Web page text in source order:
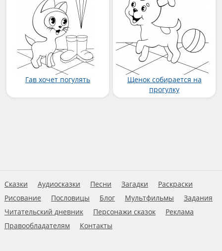
Гав хочет погулять
Щенок собирается на
прогулку
Сказки Аудиосказки Песни Загадки
Раскраски
Рисование
Пословицы Блог Мультфильмы
Задания
Читательский дневник
Персонажи сказок
Реклама
Правообладателям
Контакты